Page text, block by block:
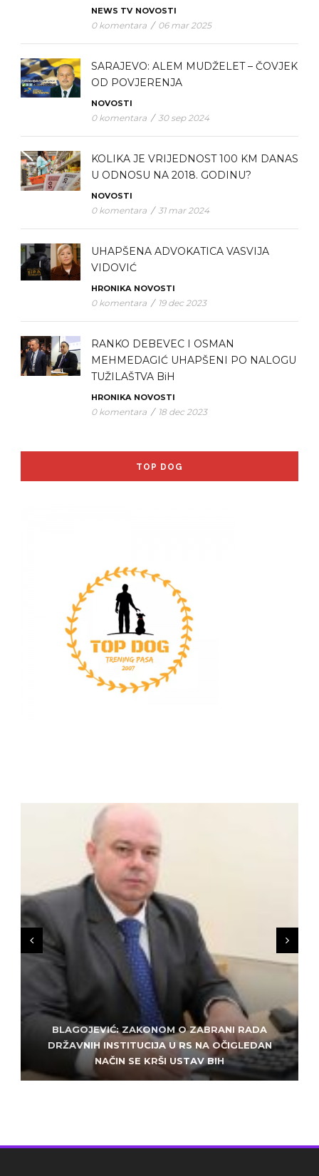
NEWS TV NOVOSTI
0 komentara / 06 mar 2025
SARAJEVO: ALEM MUDŽELET – ČOVJEK
OD POVJERENJA
NOVOSTI
0 komentara / 30 sep 2024
KOLIKA JE VRIJEDNOST 100 KM DANAS
U ODNOSU NA 2018. GODINU?
NOVOSTI
0 komentara / 31 mar 2024
UHAPŠENA ADVOKATICA VASVIJA
VIDOVIĆ
HRONIKA NOVOSTI
0 komentara / 19 dec 2023
RANKO DEBEVEC I OSMAN
MEHMEDAGIĆ UHAPŠENI PO NALOGU
TUŽILAŠTVA BiH
HRONIKA NOVOSTI
0 komentara / 18 dec 2023
TOP DOG
BLAGOJEVIĆ: ZAKONOM O ZABRANI RADA
DRŽAVNIH INSTITUCIJA U RS NA OČIGLEDAN
NAČIN SE KRŠI USTAV BIH
ZLATKO MILETIĆ: DODIK NEMA KUD OD
KRIMINALA, LJUDE IZ REPUBLIEK SRPSKE VUČE U
HAOS
SARAJEVO: ALEM MUDŽELET – ČOVJEK OD
POVJERENJA